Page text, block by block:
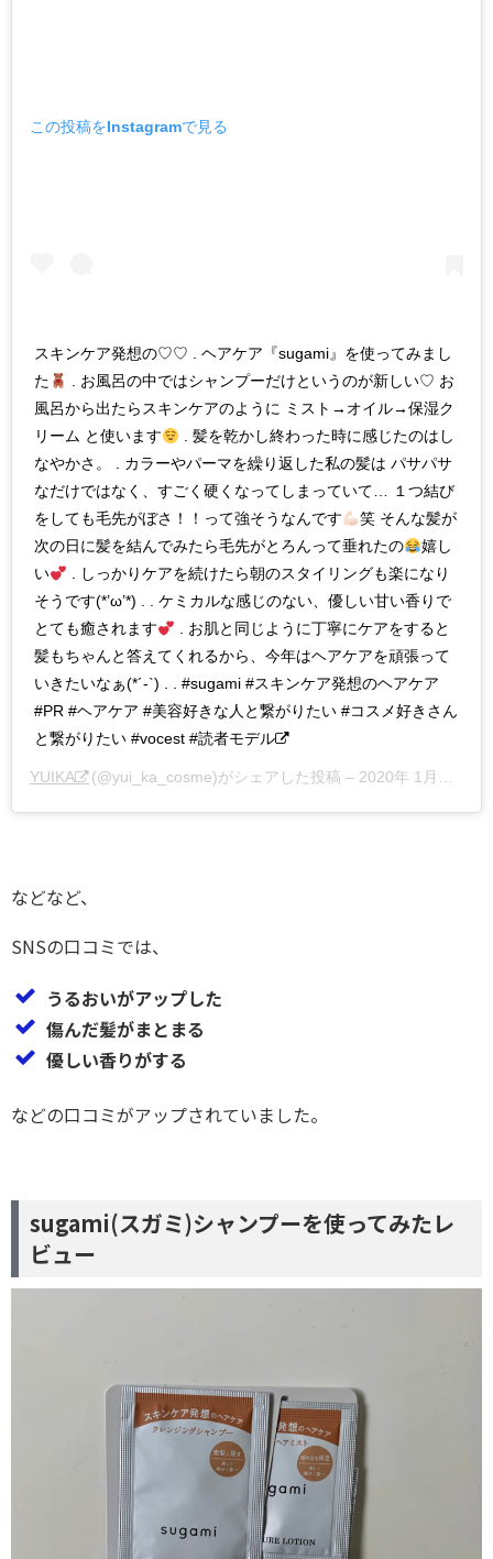
この投稿をInstagramで見る
スキンケア発想の♡♡ . ヘアケア『sugami』を使ってみまし
た
. お風呂の中ではシャンプーだけというのが新しい♡ お
風呂から出たらスキンケアのように ミスト→オイル→保湿ク
リーム と使います
. 髪を乾かし終わった時に感じたのはし
なやかさ。 . カラーやパーマを繰り返した私の髪は パサパサ
なだけではなく、すごく硬くなってしまっていて… １つ結び
をしても毛先がぼさ！！って強そうなんです
笑 そんな髪が
次の日に髪を結んでみたら毛先がとろんって垂れたの
嬉し
い
. しっかりケアを続けたら朝のスタイリングも楽になり
そうです(*’ω’*) . . ケミカルな感じのない、優しい甘い香りで
とても癒されます
. お肌と同じように丁寧にケアをすると
髪もちゃんと答えてくれるから、今年はヘアケアを頑張って
いきたいなぁ(*´-`) . . #sugami #スキンケア発想のヘアケア
#PR #ヘアケア #美容好きな人と繋がりたい #コスメ好きさん
と繋がりたい #vocest #読者モデル
YUIKA (@yui_ka_cosme)がシェアした投稿 – 2020年 1月月14日午前3時00分PST
などなど、
SNSの口コミでは、
うるおいがアップした
傷んだ髪がまとまる
優しい香りがする
などの口コミがアップされていました。
sugami(スガミ)シャンプーを使ってみたレ
ビュー